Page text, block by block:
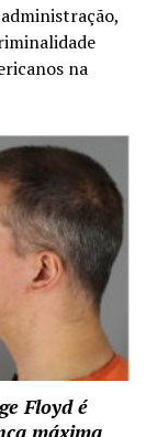
na
Floyd é
máxima